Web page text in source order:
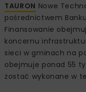
TAURON Nowe
pośrednictwem
Finansowanie
koncernu
sieci w gminach na
obejmuje ponad 55
zostać wykonane w